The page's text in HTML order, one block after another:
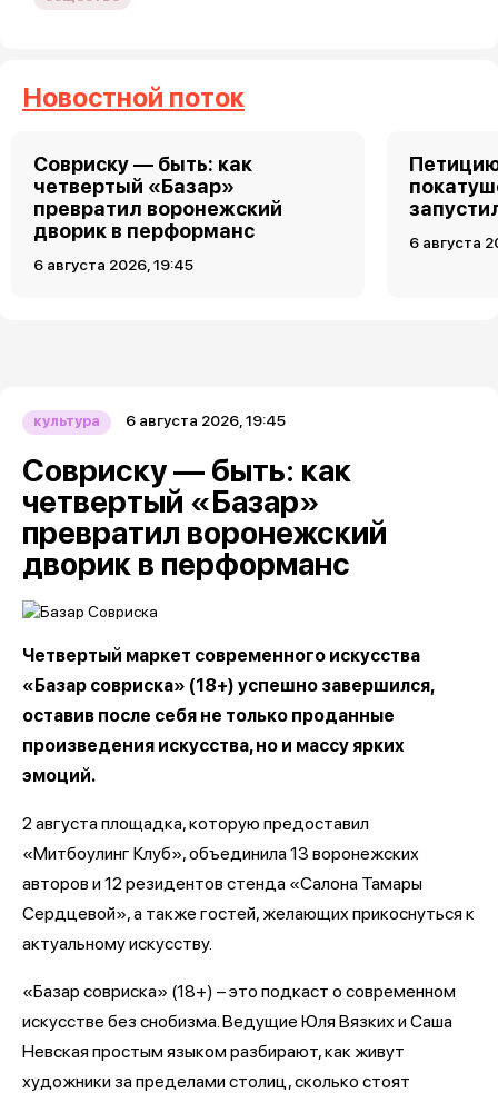
Новостной поток
Совриску — быть: как
четвертый «Базар»
превратил воронежский
дворик в перформанс
6 августа 2026, 19:45
6 августа
культура 6 августа 2026, 19:45
Совриску — быть: как
четвертый «Базар»
превратил воронежский
дворик в перформанс
Четвертый маркет современного искусства
«Базар совриска» (18+) успешно завершился,
оставив после себя не только проданные
произведения искусства, но и массу ярких
эмоций.
2 августа площадка, которую предоставил
«Митбоулинг Клуб», объединила 13 воронежских
авторов и 12 резидентов стенда «Салона Тамары
Сердцевой», а также гостей, желающих прикоснуться к
актуальному искусству.
«Базар совриска» (18+) – это подкаст о современном
искусстве без снобизма. Ведущие Юля Вязких и Саша
Невская простым языком разбирают, как живут
художники за пределами столиц, сколько стоят